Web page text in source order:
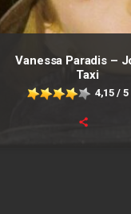
Vanessa Paradis –
Taxi
4,15 / 5